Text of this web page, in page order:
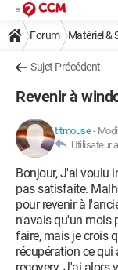
Forum Matériel &
Sujet Précédent
Revenir à
titmouse-
Utilisateur
Bonjour, J'ai voulu
pas satisfaite.
pour revenir à
n'avais qu'un mois
faire, mais je crois
récupération ce qui